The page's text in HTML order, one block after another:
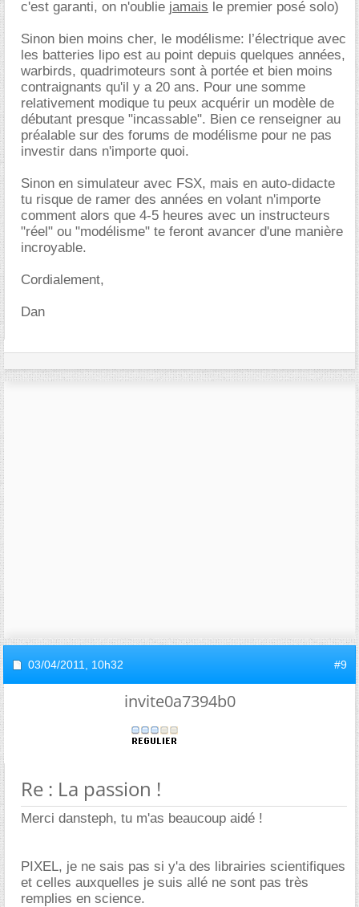
c'est garanti, on n'oublie jamais le premier posé solo)
Sinon bien moins cher, le modélisme: l’électrique avec
les batteries lipo est au point depuis quelques années,
warbirds, quadrimoteurs sont à portée et bien moins
contraignants qu'il y a 20 ans. Pour une somme
relativement modique tu peux acquérir un modèle de
débutant presque "incassable". Bien ce renseigner au
préalable sur des forums de modélisme pour ne pas
investir dans n'importe quoi.
Sinon en simulateur avec FSX, mais en auto-didacte
tu risque de ramer des années en volant n'importe
comment alors que 4-5 heures avec un instructeurs
"réel" ou "modélisme" te feront avancer d'une manière
incroyable.
Cordialement,
Dan
03/04/2011, 10h32 #9
invite0a7394b0
Re : La passion !
Merci dansteph, tu m'as beaucoup aidé !
PIXEL, je ne sais pas si y'a des librairies scientifiques
et celles auxquelles je suis allé ne sont pas très
remplies en science.